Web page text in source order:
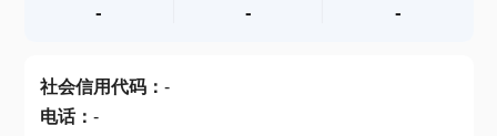
查产地
- - -
社会信用代码： -
电话： -